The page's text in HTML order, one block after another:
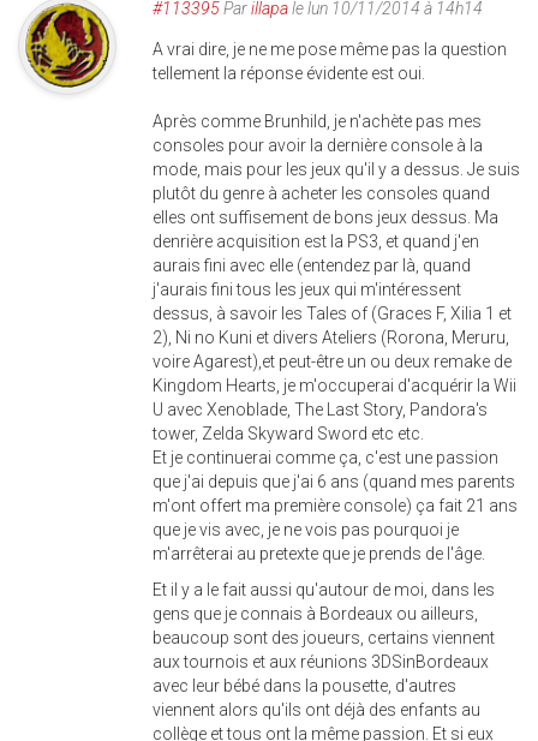
#113395Parillapale lun 10/11/2014 à 14h14
A vrai dire, je ne me pose même pas la question
tellement la réponse évidente est oui.
Après comme Brunhild, je n'achète pas mes
consoles pour avoir la dernière console à la
mode, mais pour les jeux qu'il y a dessus. Je suis
plutôt du genre à acheter les consoles quand
elles ont suffisement de bons jeux dessus. Ma
denrière acquisition est la PS3, et quand j'en
aurais fini avec elle (entendez par là, quand
j'aurais fini tous les jeux qui m'intéressent
dessus, à savoir les Tales of (Graces F, Xilia 1 et
2), Ni no Kuni et divers Ateliers (Rorona, Meruru,
voire Agarest),et peut-être un ou deux remake de
Kingdom Hearts, je m'occuperai d'acquérir la Wii
U avec Xenoblade, The Last Story, Pandora's
tower, Zelda Skyward Sword etc etc.
Et je continuerai comme ça, c'est une passion
que j'ai depuis que j'ai 6 ans (quand mes parents
m'ont offert ma première console) ça fait 21 ans
que je vis avec, je ne vois pas pourquoi je
m'arrêterai au pretexte que je prends de l'âge.
Et il y a le fait aussi qu'autour de moi, dans les
gens que je connais à Bordeaux ou ailleurs,
beaucoup sont des joueurs, certains viennent
aux tournois et aux réunions 3DSinBordeaux
avec leur bébé dans la pousette, d'autres
viennent alors qu'ils ont déjà des enfants au
collège et tous ont la même passion. Et si eux